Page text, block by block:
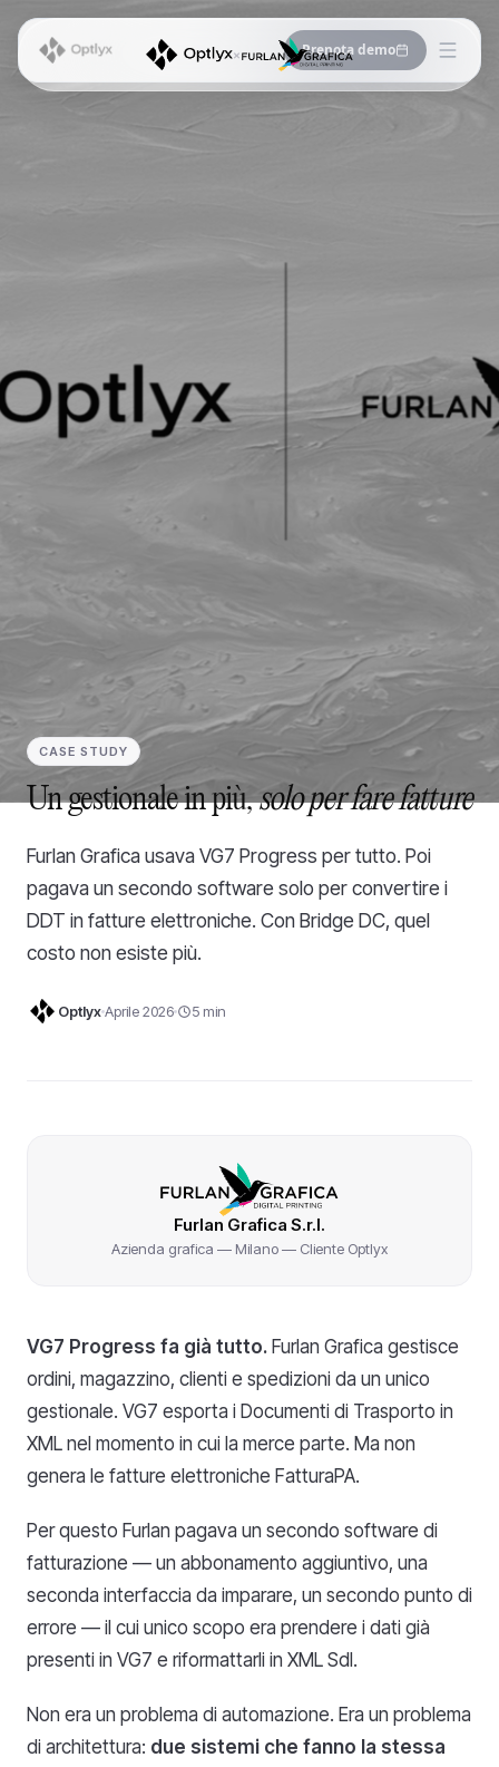
Prenota demo
×
CASE STUDY
Ungestionaleinpiù,soloperfarefatture
Furlan Grafica usava VG7 Progress per tutto. Poi
pagava un secondo software solo per convertire i
DDT in fatture elettroniche. Con Bridge DC, quel
costo non esiste più.
OptlyxAprile 2026 5 min
Furlan Grafica S.r.l.
Azienda grafica — Milano — Cliente Optlyx
VG7 Progress fa già tutto. Furlan Grafica gestisce
ordini, magazzino, clienti e spedizioni da un unico
gestionale. VG7 esporta i Documenti di Trasporto in
XML nel momento in cui la merce parte. Ma non
genera le fatture elettroniche FatturaPA.
Per questo Furlan pagava un secondo software di
fatturazione — un abbonamento aggiuntivo, una
seconda interfaccia da imparare, un secondo punto di
errore — il cui unico scopo era prendere i dati già
presenti in VG7 e riformattarli in XML SdI.
Non era un problema di automazione. Era un problema
di architettura: due sistemi che fanno la stessa